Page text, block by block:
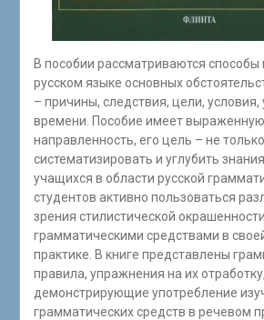
В пособии рассматриваются
русском языке основных
– причины, следствия, цели, условия,
времени. Пособие имеет
направленность, его цель – не только
систематизировать и углубить
учащихся в области русской
студентов активно пользоваться
зрения стилистической окрашенности
грамматическими средствами в
практике. В книге представлены
правила, упражнения на их
демонстрирующие употребление
грамматических средств в речевом